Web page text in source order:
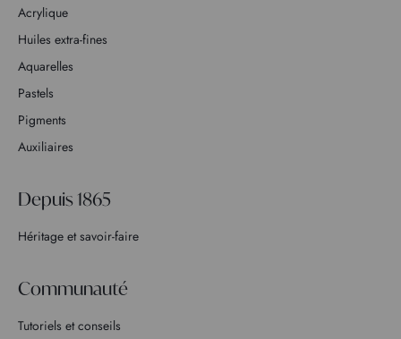
Acrylique
Huiles extra-fines
Aquarelles
Pastels
Pigments
Auxiliaires
Depuis 1865
Héritage et savoir-faire
Communauté
Tutoriels et conseils